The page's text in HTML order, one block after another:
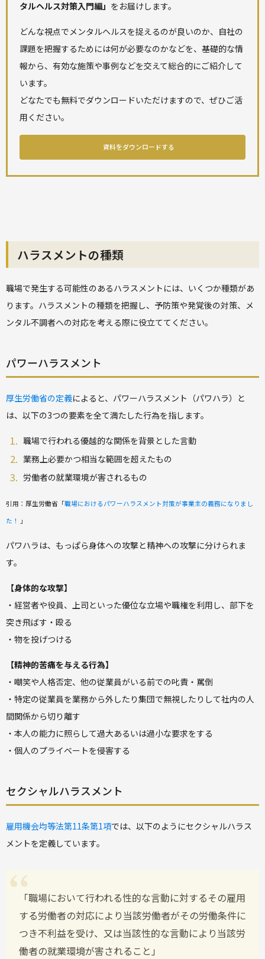
タルヘルス対策入門編」 をお届けします。
どんな視点でメンタルヘルスを捉えるのが良いのか、自社の
課題を把握するためには何が必要なのかなどを、基礎的な情
報から、有効な施策や事例などを交えて総合的にご紹介して
います。
どなたでも無料でダウンロードいただけますので、ぜひご活
用ください。
資料をダウンロードする
ハラスメントの種類
職場で発生する可能性のあるハラスメントには、いくつか種類があ
ります。ハラスメントの種類を把握し、予防策や発覚後の対策、メ
ンタル不調者への対応を考える際に役立ててください。
パワーハラスメント
厚生労働省の定義によると、パワーハラスメント（パワハラ）と
は、以下の3つの要素を全て満たした行為を指します。
職場で行われる優越的な関係を背景とした言動
業務上必要かつ相当な範囲を超えたもの
労働者の就業環境が害されるもの
引用：厚生労働省「職場におけるパワーハラスメント対策が事業主の義務になりまし
た！
」
パワハラは、もっぱら身体への攻撃と精神への攻撃に分けられま
す。
【身体的な攻撃】
・経営者や役員、上司といった優位な立場や職権を利用し、部下を
突き飛ばす・殴る
・物を投げつける
【精神的苦痛を与える行為】
・嘲笑や人格否定、他の従業員がいる前での叱責・罵倒
・特定の従業員を業務から外したり集団で無視したりして社内の人
間関係から切り離す
・本人の能力に照らして過大あるいは過小な要求をする
・個人のプライベートを侵害する
セクシャルハラスメント
雇用機会均等法第11条第1項では、以下のようにセクシャルハラス
メントを定義しています。
「職場において行われる性的な言動に対するその雇用
する労働者の対応により当該労働者がその労働条件に
つき不利益を受け、又は当該性的な言動により当該労
働者の就業環境が害されること 」